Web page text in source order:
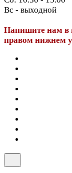
Вс - выходной
Напишите нам в
правом нижнем